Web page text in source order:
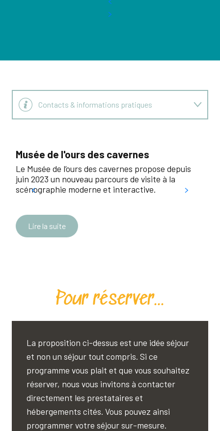
Contacts & informations pratiques
Musée de l'ours des cavernes
Le Musée de l’ours des cavernes propose depuis
juin 2023 un nouveau parcours de visite à la
scénographie moderne et interactive.
Lire la suite
Pour réserver...
La proposition ci-dessus est une idée séjour
et non un séjour tout compris. Si ce
programme vous plait et que vous souhaitez
réserver, nous vous invitons à contacter
directement les prestataires et
hébergements cités. Vous pouvez ainsi
programmer votre séjour sur-mesure.